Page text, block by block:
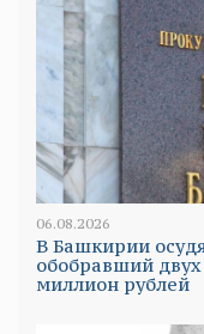
06.08.2026
В Башкирии
обобравший
миллион рублей